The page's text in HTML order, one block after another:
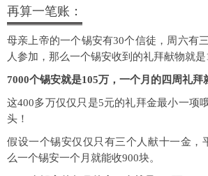
再算一笔账：
母亲上帝的一个锡安有30个信徒，周六有
人参加，那么一个锡安收到的礼拜献物就是
7000个锡安就是105万，一个月的四周礼拜
这400多万仅仅只是5元的礼拜金最小一项
头！
假设一个锡安仅仅只有三个人献十一金，
么一个锡安一个月就能收900块。